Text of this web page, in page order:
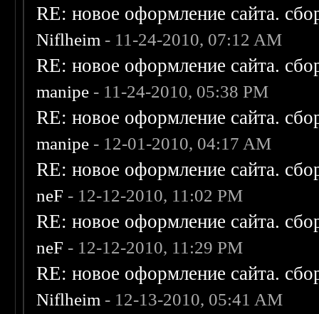
RE: новое оформление сайта.
Niflheim - 11-24-2010, 07:12 AM
RE: новое оформление сайта.
manipe - 11-24-2010, 05:38 PM
RE: новое оформление сайта.
manipe - 12-01-2010, 04:17 AM
RE: новое оформление сайта.
neF - 12-12-2010, 11:02 PM
RE: новое оформление сайта.
neF - 12-12-2010, 11:29 PM
RE: новое оформление сайта.
Niflheim - 12-13-2010, 05:41 AM